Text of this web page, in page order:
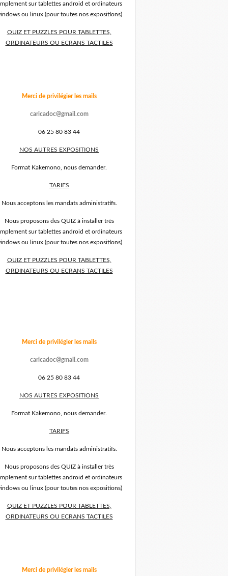
sur tablettes android et ordinateurs
ou linux (pour toutes nos expositions)
QUIZ ET PUZZLES POUR TABLETTES,
ORDINATEURS OU ECRANS TACTILES
Merci de privilégier les mails
caricadoc@gmail.com
06 25 80 83 44
NOS AUTRES EXPOSITIONS
Format Kakemono, nous demander.
TARIFS
Nous acceptons les mandats administratifs.
Nous proposons des QUIZ à installer très
sur tablettes android et ordinateurs
ou linux (pour toutes nos expositions)
QUIZ ET PUZZLES POUR TABLETTES,
ORDINATEURS OU ECRANS TACTILES
Merci de privilégier les mails
caricadoc@gmail.com
06 25 80 83 44
NOS AUTRES EXPOSITIONS
Format Kakemono, nous demander.
TARIFS
Nous acceptons les mandats administratifs.
Nous proposons des QUIZ à installer très
sur tablettes android et ordinateurs
ou linux (pour toutes nos expositions)
QUIZ ET PUZZLES POUR TABLETTES,
ORDINATEURS OU ECRANS TACTILES
Merci de privilégier les mails